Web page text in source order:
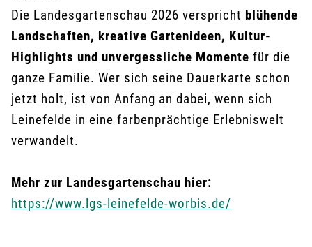
Die Landesgartenschau 2026 verspricht blühende
Landschaften, kreative Gartenideen, Kultur-
Highlights und unvergessliche Momente für die
ganze Familie. Wer sich seine Dauerkarte schon
jetzt holt, ist von Anfang an dabei, wenn sich
Leinefelde in eine farbenprächtige Erlebniswelt
verwandelt.
Mehr zur Landesgartenschau hier:
https://www.lgs-leinefelde-worbis.de/